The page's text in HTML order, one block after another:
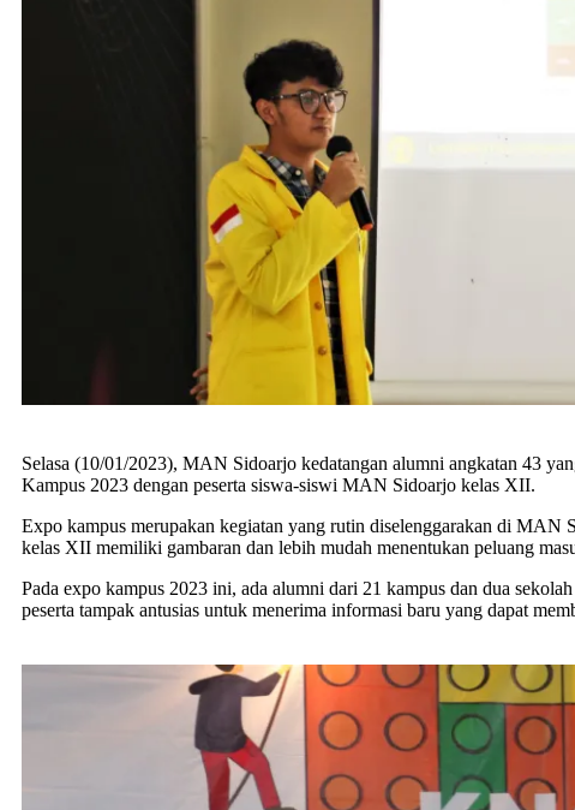
Selasa (10/01/2023), MAN Sidoarjo kedatangan alumni angkatan 43
Kampus 2023 dengan peserta siswa-siswi MAN Sidoarjo kelas XII.
Expo kampus merupakan kegiatan yang rutin diselenggarakan di
kelas XII memiliki gambaran dan lebih mudah menentukan peluang
Pada expo kampus 2023 ini, ada alumni dari 21 kampus dan dua
peserta tampak antusias untuk menerima informasi baru yang dapat